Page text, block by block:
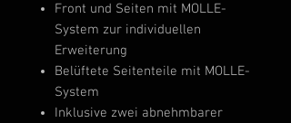
Front und Seiten mit MOLLE-
System zur individuellen
Erweiterung
Belüftete Seitenteile mit MOLLE-
System
Inklusive zwei abnehmbarer